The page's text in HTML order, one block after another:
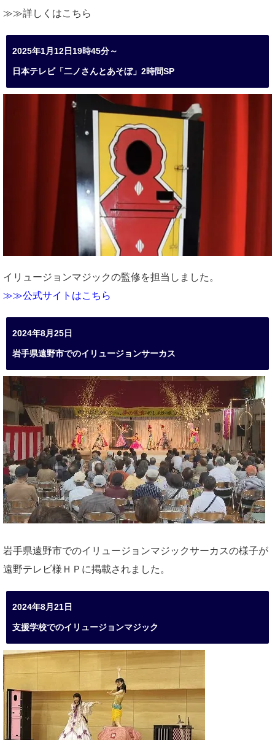
≫≫詳しくはこちら
2025年1月12日19時45分～
日本テレビ「二ノさんとあそぼ」2時間SP
イリュージョンマジックの監修を担当しました。
≫≫公式サイトはこちら
2024年8月25日
岩手県遠野市でのイリュージョンサーカス
岩手県遠野市でのイリュージョンマジックサーカスの様子が
遠野テレビ様ＨＰに掲載されました。
2024年8月21日
支援学校でのイリュージョンマジック